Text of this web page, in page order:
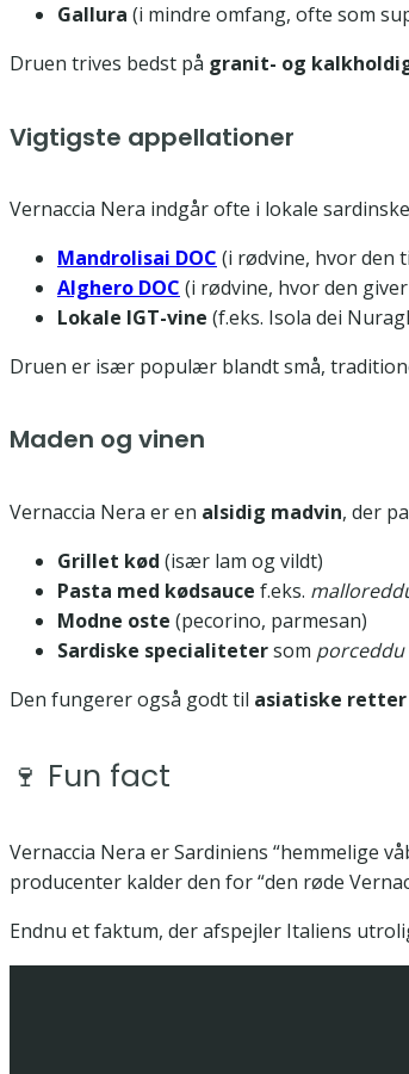
Gallura (i mindre omfang, ofte som
Druen trives bedst på granit- og
Vigtigste appellationer
Vernaccia Nera indgår ofte i lokale sardinske
Mandrolisai DOC (i rødvine, hvor den
Alghero DOC (i rødvine, hvor den
Lokale IGT-vine (f.eks. Isola dei
Druen er især populær blandt små,
Maden og vinen
Vernaccia Nera er en alsidig madvin, der
Grillet kød (især lam og vildt)
Pasta med kødsauce f.eks.
Modne oste (pecorino, parmesan)
Sardiske specialitetersom porceddu
Den fungerer også godt til asiatiske
🍷 Fun fact
Vernaccia Nera er Sardiniens “hemmelige
producenter kalder den for “den røde
Endnu et faktum, der afspejler Italiens